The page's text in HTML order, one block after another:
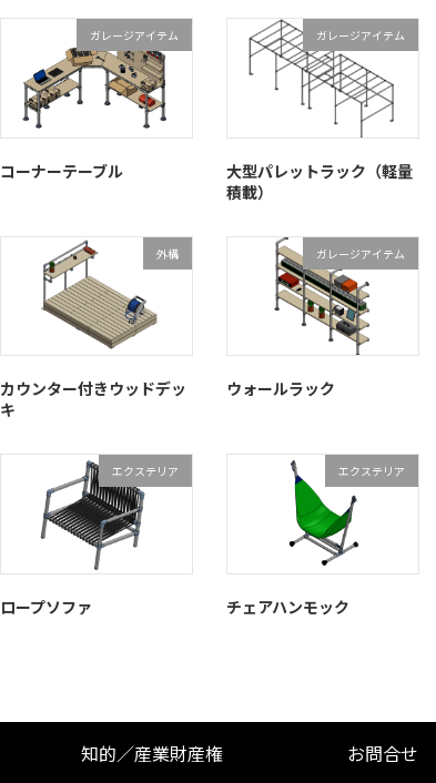
ガレージアイテム
コーナーテーブル
ガレージアイテム
大型パレットラック（軽量
積載）
外構
カウンター付きウッドデッ
キ
ガレージアイテム
ウォールラック
エクステリア
ロープソファ
エクステリア
チェアハンモック
知的／産業財産権 お問合せ